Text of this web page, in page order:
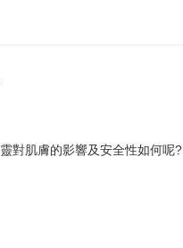
對肌膚的影響及安全性如何呢?